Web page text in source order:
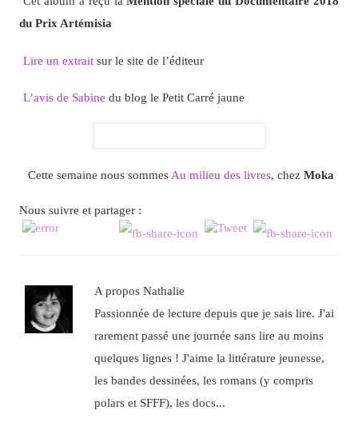
du Prix Artémisia
Lire un extraitsur le site de l’éditeur
L’avis de Sabine du blog le Petit Carré jaune
Cette semaine nous sommes Au milieu des livres, chez Moka
Nous suivre et partager :
A propos Nathalie
Passionnée de lecture depuis que je sais lire. J'ai
rarement passé une journée sans lire au moins
quelques lignes ! J'aime la littérature jeunesse,
les bandes dessinées, les romans (y compris
polars et SFFF), les docs...